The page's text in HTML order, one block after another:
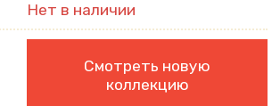
Нет в наличии
Смотреть новую
коллекцию